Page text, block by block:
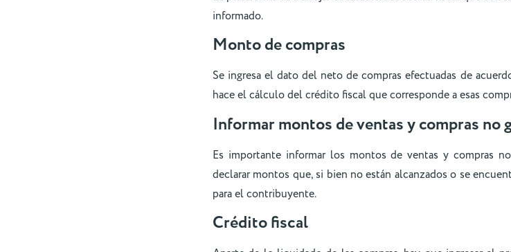
informado.
Monto de compras
Se ingresa el dato del neto de compras efectuadas de
hace el cálculo del crédito fiscal que corresponde a esas
Informar montos de ventas y compras no
Es importante informar los montos de ventas y compras
declarar montos que, si bien no están alcanzados o se
para el contribuyente.
Crédito fiscal